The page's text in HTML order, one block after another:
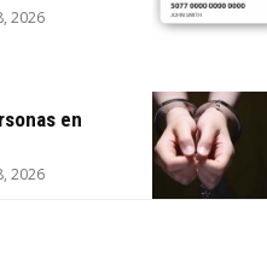
2026
en
2026